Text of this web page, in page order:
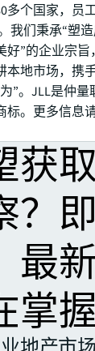
多个国家，员
我们秉承“塑
好”的企业宗
本地市场，携
”。JLL是仲
标。更多信息
获
？
最
握